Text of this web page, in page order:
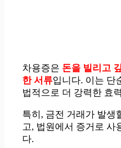
차용증은 돈을 빌리고
한 서류입니다. 이는 단
법적으로 더 강력한 효
특히, 금전 거래가 발생
고, 법원에서 증거로 사
다.